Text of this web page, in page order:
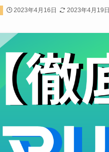
2023年4月16日 2023年4月19日